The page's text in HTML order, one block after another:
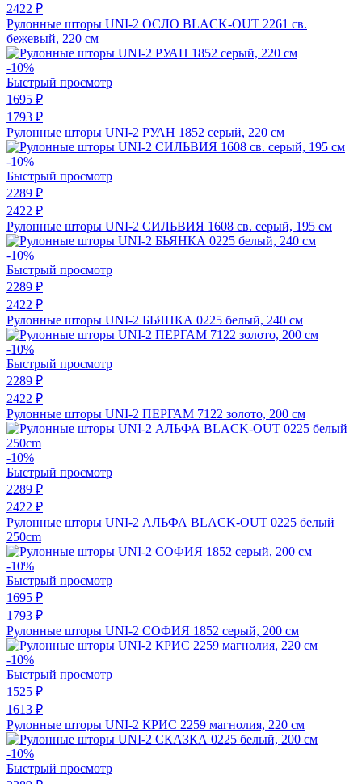
2422 ₽
Рулонные шторы UNI-2 ОСЛО BLACK-OUT 2261 св.
бежевый, 220 см
-10%
Быстрый просмотр
1695 ₽
1793 ₽
Рулонные шторы UNI-2 РУАН 1852 серый, 220 см
-10%
Быстрый просмотр
2289 ₽
2422 ₽
Рулонные шторы UNI-2 СИЛЬВИЯ 1608 св. серый, 195 см
-10%
Быстрый просмотр
2289 ₽
2422 ₽
Рулонные шторы UNI-2 БЬЯНКА 0225 белый, 240 см
-10%
Быстрый просмотр
2289 ₽
2422 ₽
Рулонные шторы UNI-2 ПЕРГАМ 7122 золото, 200 см
-10%
Быстрый просмотр
2289 ₽
2422 ₽
Рулонные шторы UNI-2 АЛЬФА BLACK-OUT 0225 белый
250cm
-10%
Быстрый просмотр
1695 ₽
1793 ₽
Рулонные шторы UNI-2 СОФИЯ 1852 серый, 200 см
-10%
Быстрый просмотр
1525 ₽
1613 ₽
Рулонные шторы UNI-2 КРИС 2259 магнолия, 220 см
-10%
Быстрый просмотр